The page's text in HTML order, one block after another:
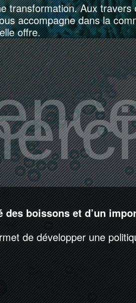
transformation. Aux travers
accompagne dans la
offre.
des boissons et d’un
de développer une